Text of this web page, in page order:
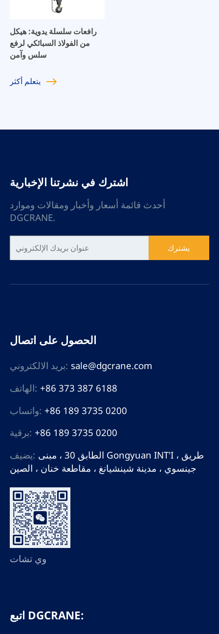
رافعات سلسلة يدوية: هيكل
من الفولاذ السبائكي لرفع
سلس وآمن
يتعلمأكثر
اشترك في نشرتنا الإخبارية
أحدث قائمة أسعار وأخبار ومقالات وموارد
DGCRANE.
يشترك
الحصول على اتصال
بريد الالكتروني: sale@dgcrane.com
الهاتف: +86 373 387 6188
واتساب: +86 189 3735 0200
برقية: +86 189 3735 0200
يضيف: الطابق 30 ، مبنى Gongyuan INT'I ، طريق
جينسوي ، مدينة شينشيانغ ، مقاطعة خنان ، الصين
وي تشات
اتبع DGCRANE: